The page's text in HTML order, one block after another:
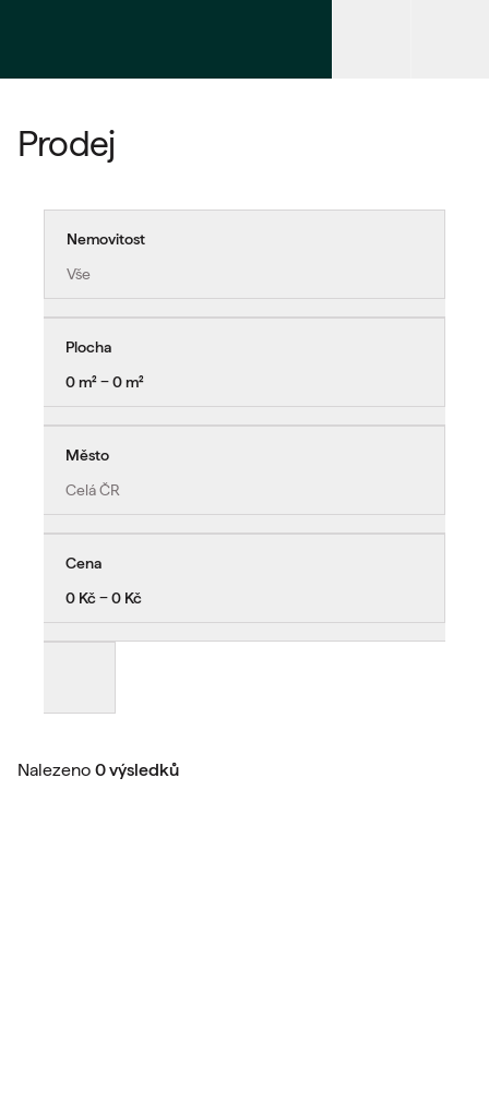
Prodej
Nemovitost
Vše
Plocha
0 m² − 0 m²
Město
Celá ČR
Cena
0 Kč − 0 Kč
Nalezeno 0 výsledků